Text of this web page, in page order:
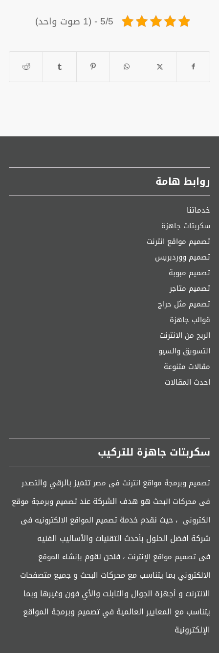
5/5 - (1 صوت واحد)
روابط هامة
خدماتنا
سكربتات جاهزة
تصميم مواقع انترنت
تصميم ووردبريس
تصميم مبوبة
تصميم متاجر
تصميم مثل حراج
قوالب جاهزة
الربح من الانترنت
التسويق والسيو
مقالات متنوعة
احدث المقالات
سكربتات جاهزة للتركيب
تصميم وبرمجة مواقع انترنت فى مصرتتميز بالرقي والتصدر
فى محركات البحث هو هدف الشركة عندتصميم وبرمجة موقع
الكترونى ، حيث نقدم خدمة تصميم المواقع الالكترونيه فى
شركة افضل الحلول بأحدث التقنيات والأساليب الفنيه
فى تصميم مواقع الإنترنت ، فنحن نقوم بإنشاء الموقع
الالكتروني بما يتناسب مع محركات البحث و جميع متصفحات
الانترنت و أجهزة الجوال والتابلت والأي فون وغيرها وبما
يتناسب مع المعايير العالمية في تصميم وبرمجة المواقع
الإلكترونية